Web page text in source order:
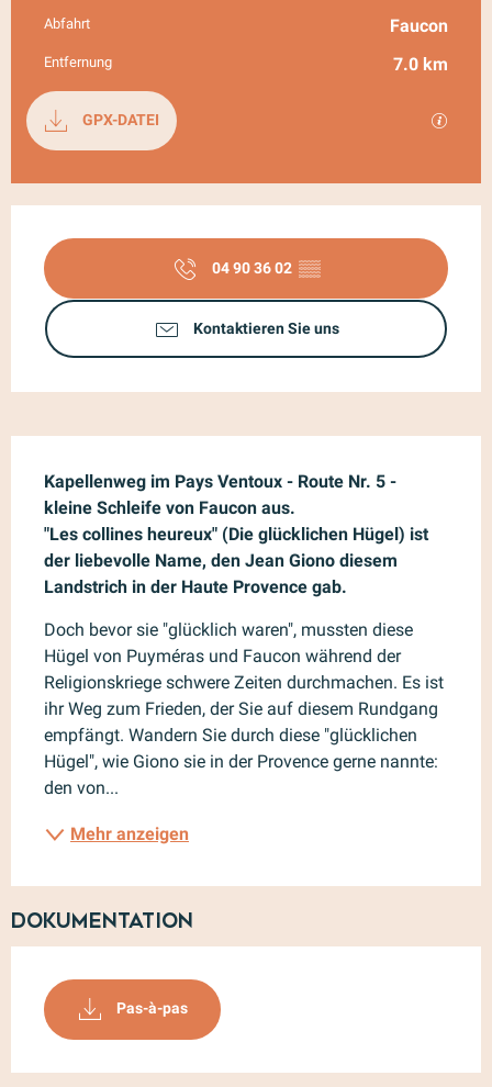
Praktische Informationen
Abfahrt Faucon
Entfernung 7.0 km
Dokumentation
GPX-DATEI Mit
04 90 36 02 ▒▒
Kontaktieren Sie uns
Kapellenweg im Pays Ventoux - Route Nr. 5 -
kleine Schleife von Faucon aus.
"Les collines heureux" (Die glücklichen Hügel) ist
der liebevolle Name, den Jean Giono diesem
Landstrich in der Haute Provence gab.
Doch bevor sie "glücklich waren", mussten diese
Hügel von Puyméras und Faucon während der
Religionskriege schwere Zeiten durchmachen. Es ist
ihr Weg zum Frieden, der Sie auf diesem Rundgang
empfängt. Wandern Sie durch diese "glücklichen
Hügel", wie Giono sie in der Provence gerne nannte:
den von...
Mehr anzeigen
Dokumentation
Pas-à-pas